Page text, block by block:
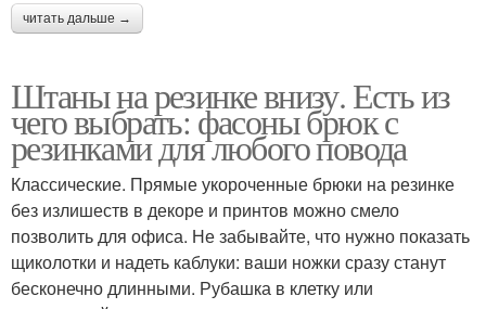
читать дальше →
Штаны на резинке внизу. Есть из
чего выбрать: фасоны брюк с
резинками для любого повода
Классические. Прямые укороченные брюки на резинке
без излишеств в декоре и принтов можно смело
позволить для офиса. Не забывайте, что нужно показать
щиколотки и надеть каблуки: ваши ножки сразу станут
бесконечно длинными. Рубашка в клетку или